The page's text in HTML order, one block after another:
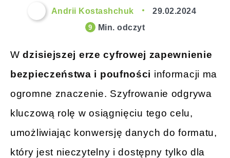
Andrii Kostashchuk 29.02.2024
9 Min. odczyt
Wdzisiejszej erze cyfrowej zapewnienie
bezpieczeństwa i poufności informacji ma
ogromne znaczenie. Szyfrowanie odgrywa
kluczową rolę w osiągnięciu tego celu,
umożliwiając konwersję danych do formatu,
który jest nieczytelny i dostępny tylko dla